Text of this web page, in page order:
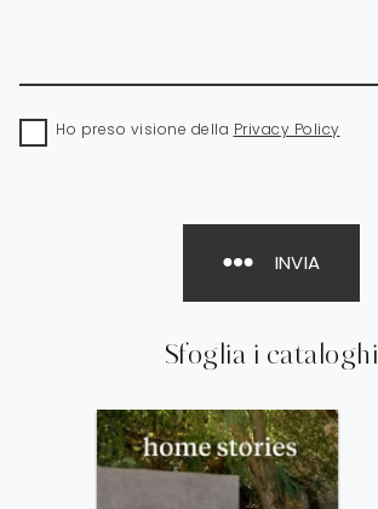
Sfoglia i cataloghi
Ho preso visione della Privacy Policy
INVIA